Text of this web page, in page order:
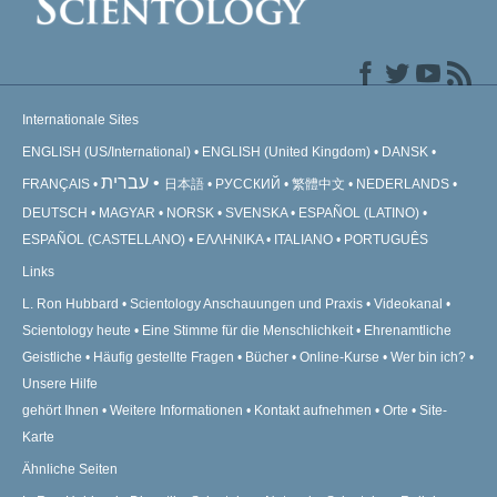
Internationale Sites
ENGLISH (US/International) ENGLISH (United Kingdom) DANSK
FRANÇAIS עברית 日本語 РУССКИЙ 繁體中文
NEDERLANDS
DEUTSCH
MAGYAR NORSK SVENSKA
ESPAÑOL (LATINO)
ESPAÑOL (CASTELLANO)
ΕΛΛΗΝΙΚA ITALIANO PORTUGUÊS
Links
L. Ron Hubbard Scientology Anschauungen und Praxis
Videokanal
Scientology heute
Eine Stimme für die Menschlichkeit
Ehrenamtliche
Geistliche
Häufig gestellte Fragen Bücher Online-Kurse
Wer bin ich?
Unsere Hilfe
gehört Ihnen
Weitere Informationen Kontakt aufnehmen Orte
Site-
Karte
Ähnliche Seiten